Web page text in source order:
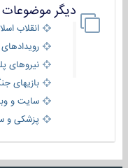
دیگر موضوعات
انقلاب
رویدادهای
نیروهای
بازیهای
سایت و
پزشکی و